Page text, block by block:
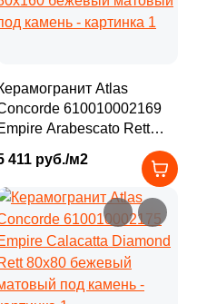
Atlas
610010002169
Arabescato Rett
80x160 бежевый матовый
камень
411 руб./м2